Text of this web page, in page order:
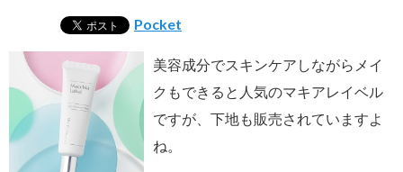
Pocket
美容成分でスキンケアしながらメイ
クもできると人気のマキアレイベル
ですが、下地も販売されていますよ
ね。